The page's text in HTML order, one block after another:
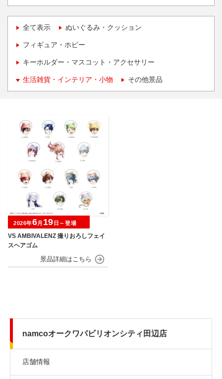
全て表示 ぬいぐるみ・クッション
フィギュア・ホビー
キーホルダー・マスコット・アクセサリー
生活雑貨・インテリア・小物 その他景品
VS AMBIVALENZ 撮りおろしフェイ
スヘアゴム
2026年6月 19 日～登場
namcoオークワパビリオンシティ田辺店
店舗情報